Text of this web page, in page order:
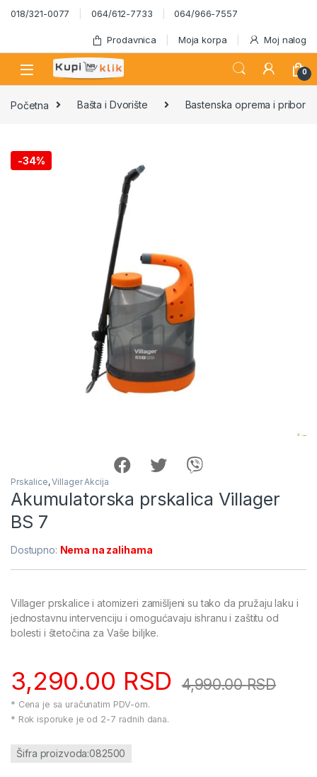
Skip to navigation
Skip to content
018/321-0077 064/612-7733 064/966-7557
Prodavnica Moja korpa Moj nalog
0
Početna Bašta i Dvorište Bastenska oprema i pribor
-34%
Prskalice,Villager Akcija
Akumulatorska prskalica Villager
BS 7
Dostupno: Nema na zalihama
Villager prskalice i atomizeri zamišljeni su tako da pružaju laku i
jednostavnu intervenciju i omogućavaju ishranu i zaštitu od
bolesti i štetočina za Vaše biljke.
3,290.00 RSD 4,990.00RSD
* Cena je sa uračunatim PDV-om.
* Rok isporuke je od 2-7 radnih dana.
Šifra proizvoda:082500